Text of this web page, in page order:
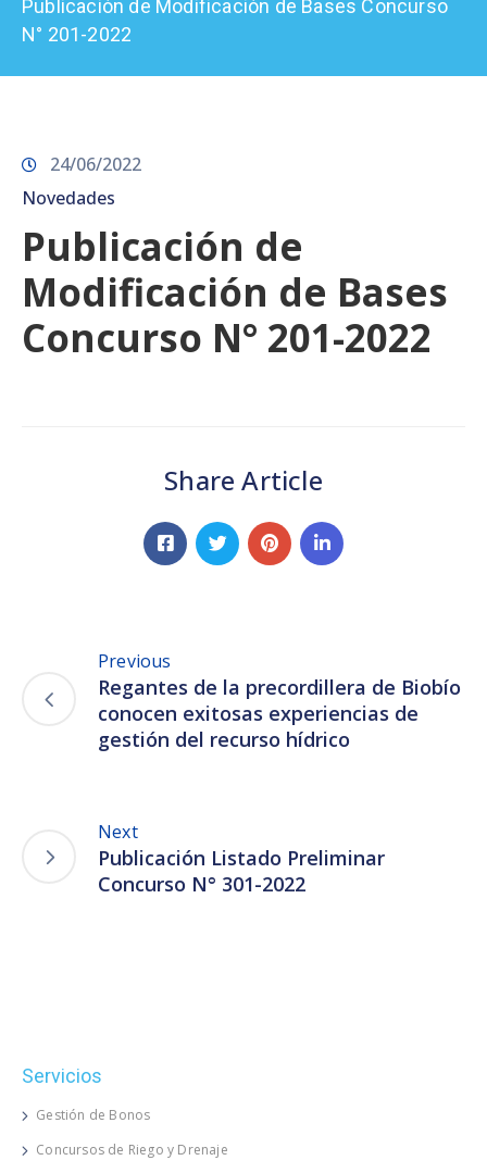
Prensa
Publicación de Modificación de Bases Concurso
N° 201-2022
24/06/2022
Novedades
Publicación de
Modificación de Bases
Concurso N° 201-2022
Share Article
Previous
Regantes de la precordillera de Biobío
conocen exitosas experiencias de
gestión del recurso hídrico
Next
Publicación Listado Preliminar
Concurso N° 301-2022
Servicios
Gestión de Bonos
Concursos de Riego y Drenaje